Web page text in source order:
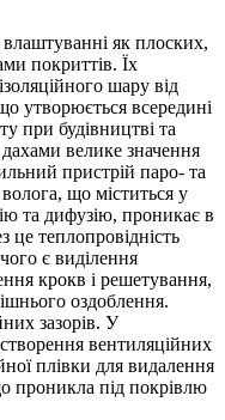
влаштуванні як плоских,
покриттів. Їх
шару від
утворюється всередині
при будівництві та
дахами велике значення
пристрій паро- та
що міститься у
та дифузію, проникає в
це теплопровідність
є виділення
крокв і решетування,
оздоблення.
зазорів. У
вентиляційних
плівки для видалення
проникла під покрівлю